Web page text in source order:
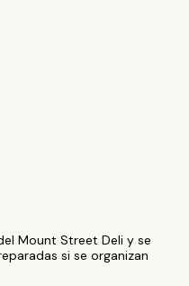
Mount Street Deli y se
si se organizan